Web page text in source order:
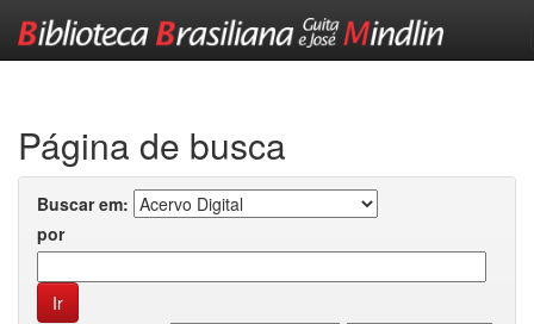
Página de busca
Buscar em:
por